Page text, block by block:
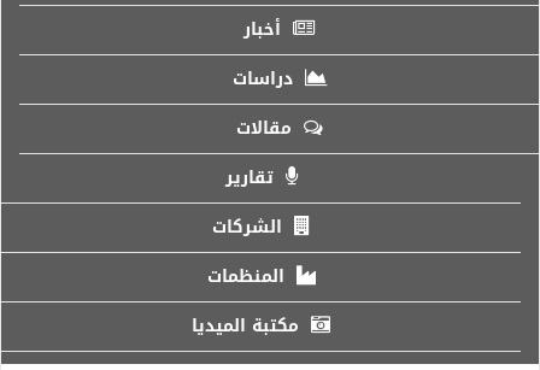
أخبار
دراسات
مقالات
تقارير
الشركات
المنظمات
مكتبة الميديا